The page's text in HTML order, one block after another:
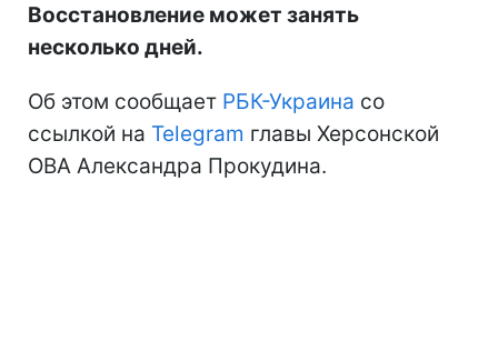
Восстановление может занять
несколько дней.
Об этом сообщает РБК-Украина со
ссылкой на Telegram главы Херсонской
ОВА Александра Прокудина.